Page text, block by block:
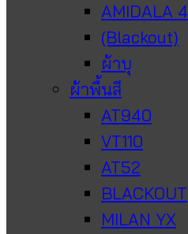
AMIDALA 4
(Blackout)
ผ้าบุ
ผ้าพื้นสี
AT940
VT110
AT52
BLACKOUT
MILAN YX